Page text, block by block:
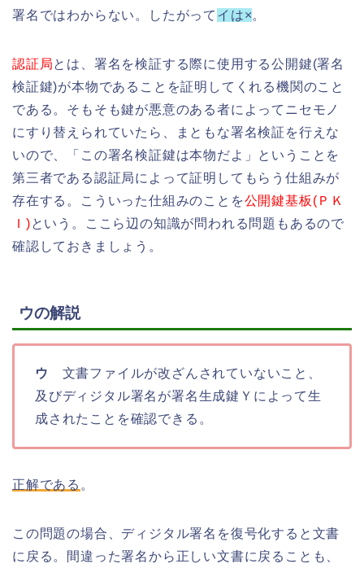
署名ではわからない。したがって イは×。
認証局とは、署名を検証する際に使用する公開鍵(署名
検証鍵)が本物であることを証明してくれる機関のこと
である。そもそも鍵が悪意のある者によってニセモノ
にすり替えられていたら、まともな署名検証を行えな
いので、「この署名検証鍵は本物だよ」ということを
第三者である認証局によって証明してもらう仕組みが
存在する。こういった仕組みのことを公開鍵基板(ＰＫ
Ｉ)という。ここら辺の知識が問われる問題もあるので
確認しておきましょう。
ウの解説
ウ
文書ファイルが改ざんされていないこと、
及びディジタル署名が署名生成鍵Ｙによって生
成されたことを確認できる。
正解である 。
この問題の場合、ディジタル署名を復号化すると文書
に戻る。間違った署名から正しい文書に戻ることも、